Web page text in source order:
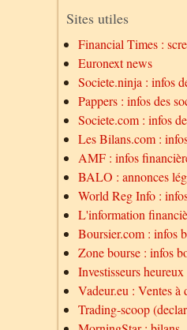
Sites utiles
Financial Times :
Euronext news
Societe.ninja : infos
Pappers : infos des
Societe.com : infos
Les Bilans.com :
AMF : infos
BALO : annonces
World Reg Info :
L'information
Boursier.com : infos
Zone bourse : infos
Investisseurs
Vadeur.eu : Ventes à
Trading-scoop